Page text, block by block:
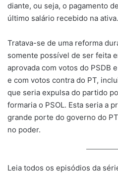
diante, ou seja, o pagamento
último salário recebido na ativa.
Tratava-se de uma reforma
somente possível de ser feita
aprovada com votos do PSDB
e com votos contra do PT,
que seria expulsa do partido
formaria o PSOL. Esta seria a
grande porte do governo do
no poder.
Leia todos os episódios da